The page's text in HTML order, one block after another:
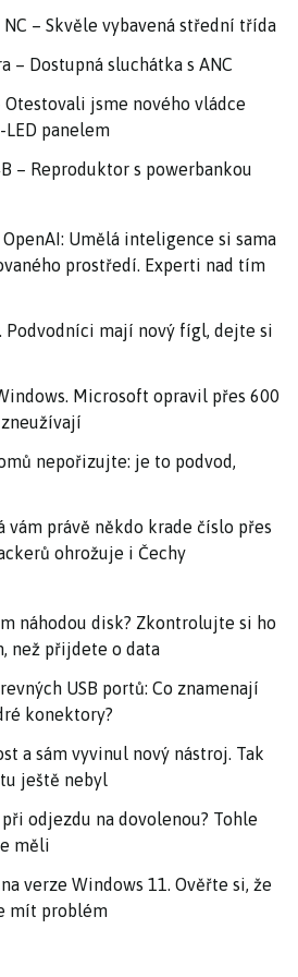
NC – Skvěle vybavená střední třída
– Dostupná sluchátka s ANC
Otestovali jsme nového vládce
LED panelem
– Reproduktor s powerbankou
Umělá inteligence si sama
prostředí. Experti nad tím
Podvodníci mají nový fígl, dejte si
Microsoft opravil přes 600
nepořizujte: je to podvod,
vám právě někdo krade číslo přes
ohrožuje i Čechy
náhodou disk? Zkontrolujte si ho
než přijdete o data
USB portů: Co znamenají
konektory?
a sám vyvinul nový nástroj. Tak
ještě nebyl
odjezdu na dovolenou? Tohle
měli
verze Windows 11. Ověřte si, že
mít problém